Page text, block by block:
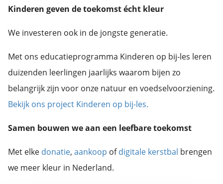
Kinderen geven de toekomst écht kleur
We investeren ook in de jongste generatie.
Met ons educatieprogramma Kinderen op bij-les leren
duizenden leerlingen jaarlijks waarom bijen zo
belangrijk zijn voor onze natuur en voedselvoorziening.
Bekijk ons project Kinderen op bij-les.
Samen bouwen we aan een leefbare toekomst
Met elke donatie, aankoop ofdigitale kerstbal brengen
we meer kleur in Nederland.